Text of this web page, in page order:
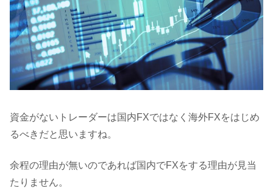
資金がないトレーダーは国内FXではなく海外FXをはじめ
るべきだと思いますね。
余程の理由が無いのであれば国内でFXをする理由が見当
たりません。